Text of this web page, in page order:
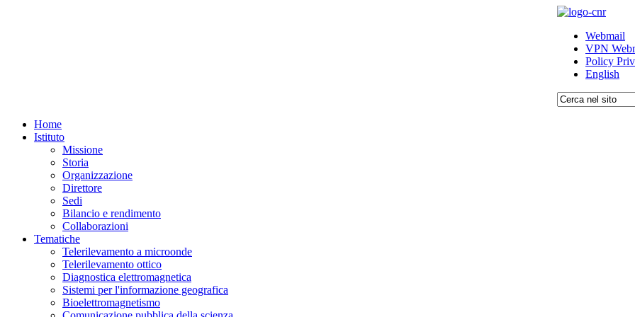
Webmail
VPN
Policy
English
Home
Istituto
Missione
Storia
Organizzazione
Direttore
Sedi
Bilancio e rendimento
Collaborazioni
Tematiche
Telerilevamento a microonde
Telerilevamento ottico
Diagnostica elettromagnetica
Sistemi per l'informazione geografica
Bioelettromagnetismo